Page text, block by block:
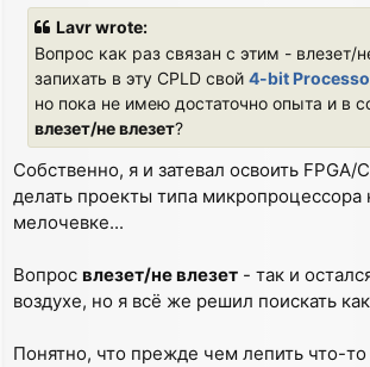
Lavr wrote:
Вопрос как раз связан с этим - влезет/
запихать в эту CPLD свой 4-bit
но пока не имею достаточно опыта и в
влезет/не влезет?
Собственно, я и затевал освоить FPGA/
делать проекты типа микропроцессора
мелочевке...
Вопрос влезет/не влезет - так и
воздухе, но я всё же решил поискать
Понятно, что прежде чем лепить что-